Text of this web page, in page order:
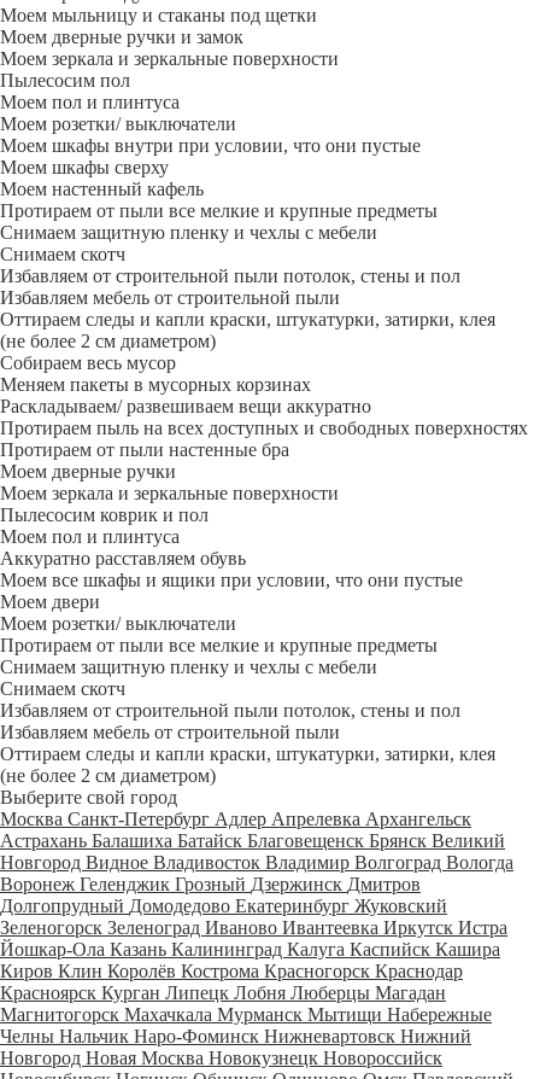
Моем мыльницу и стаканы под щетки
Моем дверные ручки и замок
Моем зеркала и зеркальные поверхности
Пылесосим пол
Моем пол и плинтуса
Моем розетки/ выключатели
Моем шкафы внутри при условии, что они пустые
Моем шкафы сверху
Моем настенный кафель
Протираем от пыли все мелкие и крупные предметы
Снимаем защитную пленку и чехлы с мебели
Снимаем скотч
Избавляем от строительной пыли потолок, стены и пол
Избавляем мебель от строительной пыли
Оттираем следы и капли краски, штукатурки, затирки, клея
(не более 2 см диаметром)
Собираем весь мусор
Меняем пакеты в мусорных корзинах
Раскладываем/ развешиваем вещи аккуратно
Протираем пыль на всех доступных и свободных поверхностях
Протираем от пыли настенные бра
Моем дверные ручки
Моем зеркала и зеркальные поверхности
Пылесосим коврик и пол
Моем пол и плинтуса
Аккуратно расставляем обувь
Моем все шкафы и ящики при условии, что они пустые
Моем двери
Моем розетки/ выключатели
Протираем от пыли все мелкие и крупные предметы
Снимаем защитную пленку и чехлы с мебели
Снимаем скотч
Избавляем от строительной пыли потолок, стены и пол
Избавляем мебель от строительной пыли
Оттираем следы и капли краски, штукатурки, затирки, клея
(не более 2 см диаметром)
Выберите свой город
Москва Санкт-Петербург Адлер Апрелевка Архангельск
Астрахань Балашиха Батайск Благовещенск Брянск Великий
Новгород Видное Владивосток Владимир Волгоград Вологда
Воронеж Геленджик Грозный Дзержинск Дмитров
Долгопрудный Домодедово Екатеринбург Жуковский
Зеленогорск Зеленоград Иваново Ивантеевка Иркутск Истра
Йошкар-Ола Казань Калининград Калуга Каспийск Кашира
Киров Клин Королёв Кострома Красногорск Краснодар
Красноярск Курган Липецк Лобня Люберцы Магадан
Магнитогорск Махачкала Мурманск Мытищи Набережные
Челны Нальчик Наро-Фоминск Нижневартовск Нижний
Новгород Новая Москва Новокузнецк Новороссийск